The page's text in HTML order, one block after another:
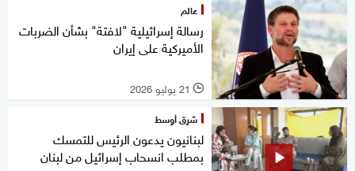
عالم
رسالة إسرائيلية "لافتة" بشأن الضربات
الأميركية على إيران
l 21 يوليو 2026
شرق أوسط
لبنانيون يدعون الرئيس للتمسك
بمطلب انسحاب إسرائيل من لبنان